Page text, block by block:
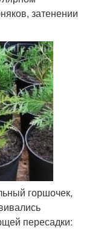
затенении
горшочек,
пересадки: